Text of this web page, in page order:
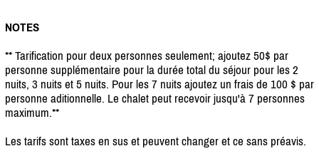
NOTES
** Tarification pour deux personnes seulement; ajoutez 50$ par
personne supplémentaire pour la durée total du séjour pour les 2
nuits, 3 nuits et 5 nuits. Pour les 7 nuits ajoutez un frais de 100 $ par
personne aditionnelle. Le chalet peut recevoir jusqu'à 7 personnes
maximum.**
Les tarifs sont taxes en sus et peuvent changer et ce sans préavis.